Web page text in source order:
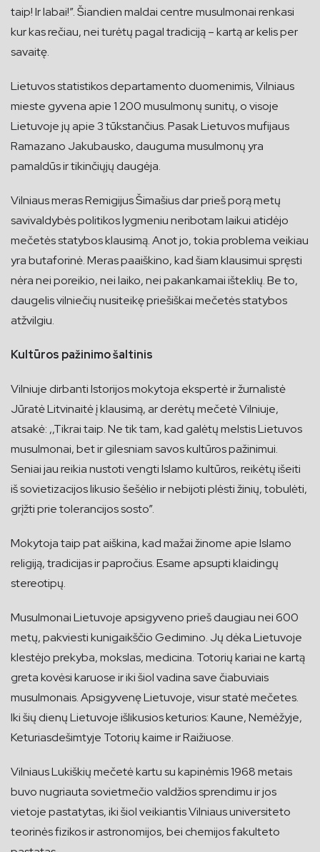
taip! Ir labai!”. Šiandien maldai centre musulmonai renkasi
kur kas rečiau, nei turėtų pagal tradiciją – kartą ar kelis per
savaitę.
Lietuvos statistikos departamento duomenimis, Vilniaus
mieste gyvena apie 1 200 musulmonų sunitų, o visoje
Lietuvoje jų apie 3 tūkstančius. Pasak Lietuvos mufijaus
Ramazano Jakubausko, dauguma musulmonų yra
pamaldūs ir tikinčiųjų daugėja.
Vilniaus meras Remigijus Šimašius dar prieš porą metų
savivaldybės politikos lygmeniu neribotam laikui atidėjo
mečetės statybos klausimą. Anot jo, tokia problema veikiau
yra butaforinė. Meras paaiškino, kad šiam klausimui spręsti
nėra nei poreikio, nei laiko, nei pakankamai išteklių. Be to,
daugelis vilniečių nusiteikę priešiškai mečetės statybos
atžvilgiu.
Kultūros pažinimo šaltinis
Vilniuje dirbanti Istorijos mokytoja ekspertė ir žurnalistė
Jūratė Litvinaitė į klausimą, ar derėtų mečetė Vilniuje,
atsakė: ,,Tikrai taip. Ne tik tam, kad galėtų melstis Lietuvos
musulmonai, bet ir gilesniam savos kultūros pažinimui.
Seniai jau reikia nustoti vengti Islamo kultūros, reikėtų išeiti
iš sovietizacijos likusio šešėlio ir nebijoti plėsti žinių, tobulėti,
grįžti prie tolerancijos sosto”.
Mokytoja taip pat aiškina, kad mažai žinome apie Islamo
religiją, tradicijas ir papročius. Esame apsupti klaidingų
stereotipų.
Musulmonai Lietuvoje apsigyveno prieš daugiau nei 600
metų, pakviesti kunigaikščio Gedimino. Jų dėka Lietuvoje
klestėjo prekyba, mokslas, medicina. Totorių kariai ne kartą
greta kovėsi karuose ir iki šiol vadina save čiabuviais
musulmonais. Apsigyvenę Lietuvoje, visur statė mečetes.
Iki šių dienų Lietuvoje išlikusios keturios: Kaune, Nemėžyje,
Keturiasdešimtyje Totorių kaime ir Raižiuose.
Vilniaus Lukiškių mečetė kartu su kapinėmis 1968 metais
buvo nugriauta sovietmečio valdžios sprendimu ir jos
vietoje pastatytas, iki šiol veikiantis Vilniaus universiteto
teorinės fizikos ir astronomijos, bei chemijos fakulteto